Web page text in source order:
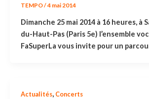
TEMPO/4 mai 2014
Dimanche 25 mai 2014 à 16 heures, à
du-Haut-Pas (Paris 5e) l’ensemble
FaSuperLa vous invite pour un
Actualités, Concerts